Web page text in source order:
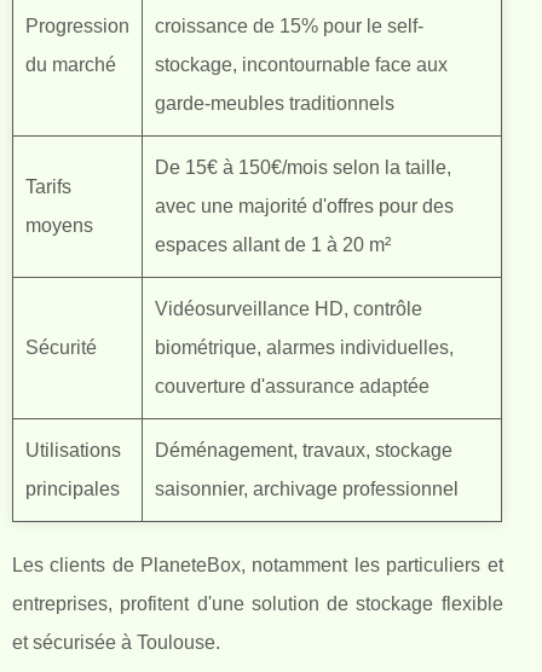
Progression
du marché
croissance de 15% pour le self-
stockage, incontournable face aux
garde-meubles traditionnels
Tarifs
moyens
De 15€ à 150€/mois selon la taille,
avec une majorité d'offres pour des
espaces allant de 1 à 20 m²
Sécurité
Vidéosurveillance HD, contrôle
biométrique, alarmes individuelles,
couverture d'assurance adaptée
Utilisations
principales
Déménagement, travaux, stockage
saisonnier, archivage professionnel
Les clients de PlaneteBox, notamment les particuliers et
entreprises, profitent d'une solution de stockage flexible
et sécurisée à Toulouse.